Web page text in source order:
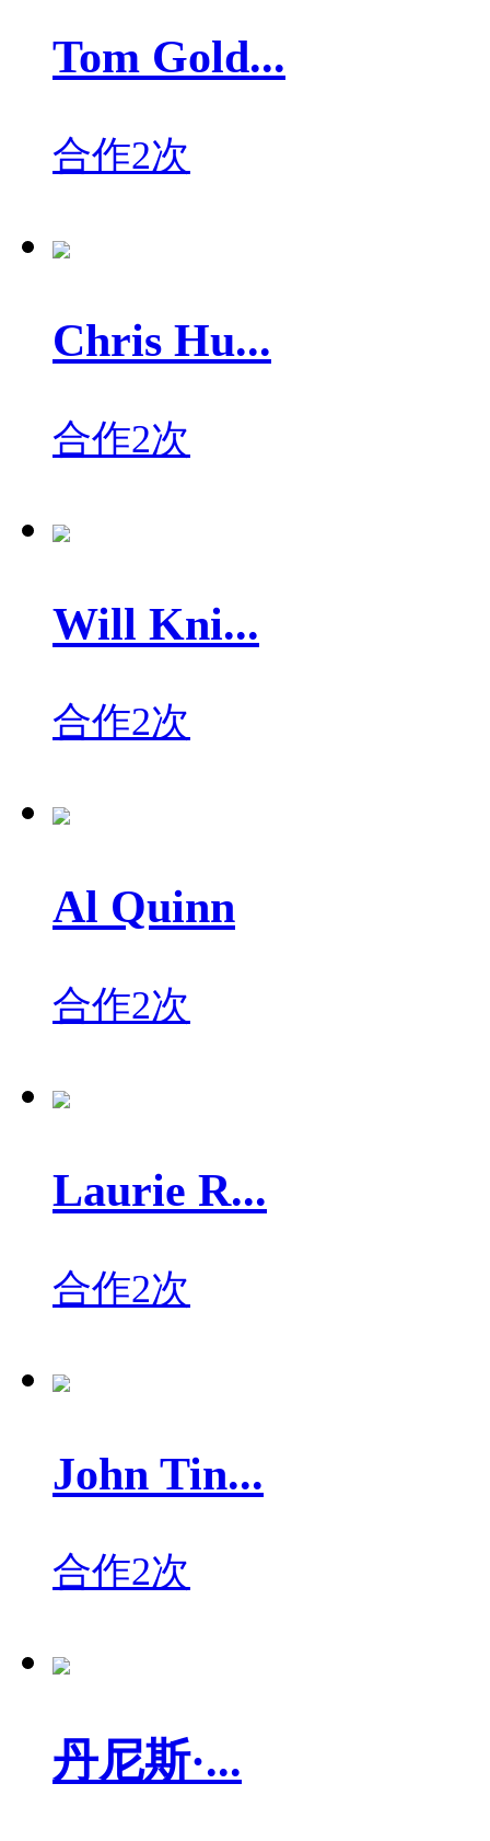
Tom Gold...
合作2次
Chris Hu...
合作2次
Will Kni...
合作2次
Al Quinn
合作2次
Laurie R...
合作2次
John Tin...
合作2次
丹尼斯·...